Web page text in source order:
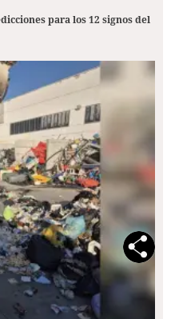
para los 12 signos del